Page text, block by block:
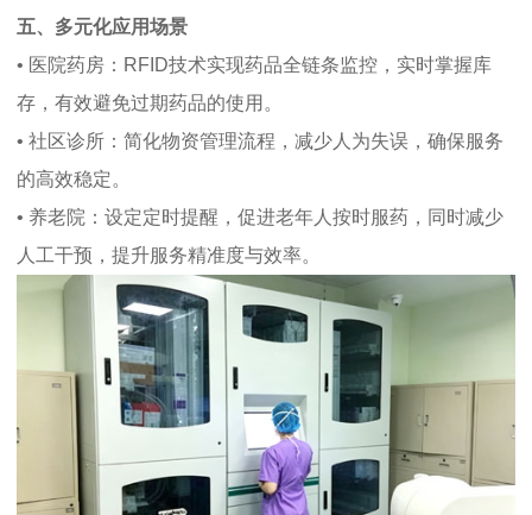
五、多元化应用场景
• 医院药房：RFID技术实现药品全链条监控，实时掌握库
存，有效避免过期药品的使用。
• 社区诊所：简化物资管理流程，减少人为失误，确保服务
的高效稳定。
• 养老院：设定定时提醒，促进老年人按时服药，同时减少
人工干预，提升服务精准度与效率。